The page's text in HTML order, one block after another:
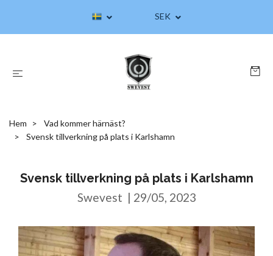
SEK
Hem
Vad kommer härnäst?
Svensk tillverkning på plats i Karlshamn
Svensk tillverkning på plats i Karlshamn
Swevest | 29/05, 2023